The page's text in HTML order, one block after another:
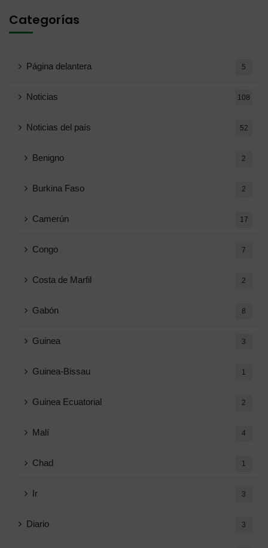
Categorías
Página delantera 5
Noticias 108
Noticias del país 52
Benigno 2
Burkina Faso 2
Camerún 17
Congo 7
Costa de Marfil 2
Gabón 8
Guinea 3
Guinea-Bissau 1
Guinea Ecuatorial 2
Malí 4
Chad 1
Ir 3
Diario 3